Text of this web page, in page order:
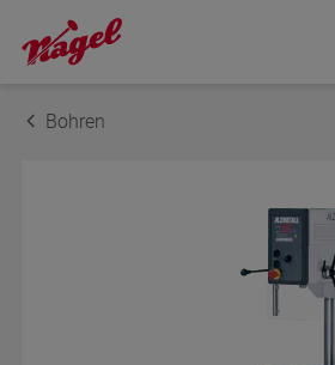
DER NÄCHSTE SCHRITT ZUR
Bohren